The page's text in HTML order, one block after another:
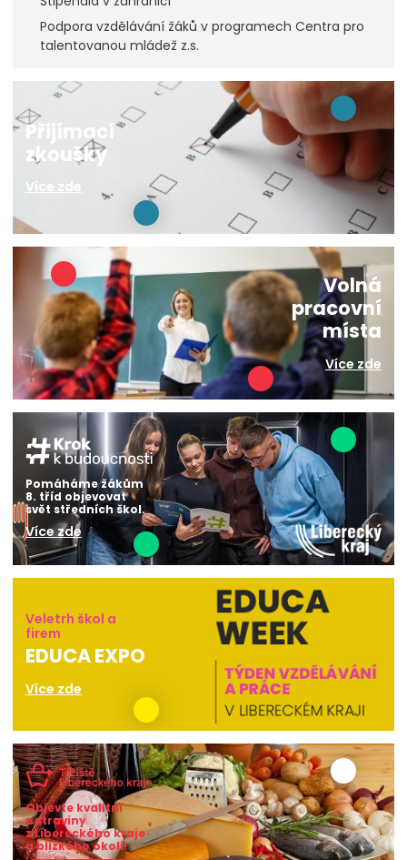
Podpora vzdělávání žáků v programech Centra pro
talentovanou mládež z.s.
Přijímací
zkoušky
Více zde
Volná
pracovní
místa
Více zde
Pomáháme žákům
8. tříd objevovat
svět středních škol.
Více zde
Veletrh škol a
firem
EDUCA EXPO
Více zde
Objevte kvalitní
potraviny
z Libereckého kraje
a blízkého okolí!